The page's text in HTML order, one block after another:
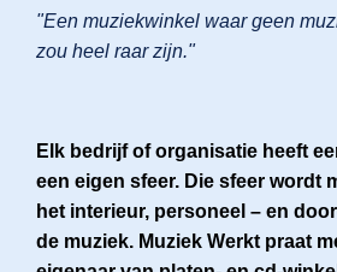
"Een muziekwinkel waar geen
zou heel raar zijn."
Elk bedrijf of organisatie heeft
een eigen sfeer. Die sfeer wordt
het interieur, personeel – en
de muziek. Muziek Werkt praat
Direct licentie afsluiten